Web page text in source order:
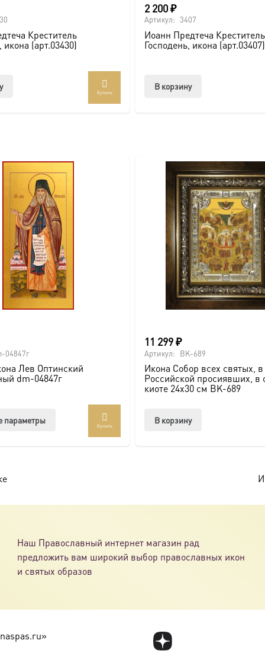
Также можно заказать икону в окладе и киоте.
под заказ по вашим размерам.
Креститель
икона (арт.03430)
Купить
2 200₽
Артикул: 3407
Иоанн Предтеча Креститель
Господень, икона (арт.03407)
В корзину
04847г
Лев Оптинский
dm-04847г
параметры
странице
товара.
Купить
11 299₽
Артикул: BK-689
Икона Собор всех святых,
Российской просиявших, в
киоте 24х30 см BK-689
В корзину
Наш Православный интернет магазин рад
предложить вам широкий выбор православных икон
и святых образов